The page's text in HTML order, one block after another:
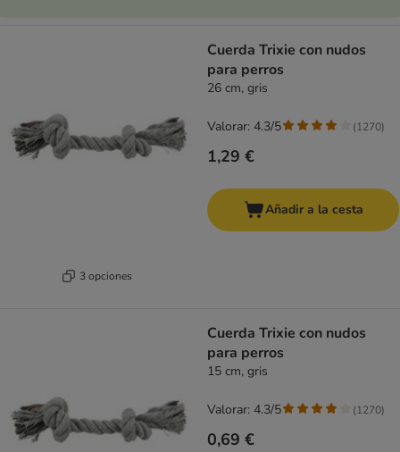
3 opciones
Cuerda Trixie con nudos
para perros
26 cm, gris
1,29 €
Valorar: 4.3/5 (1270)
Añadir a la cesta
Cuerda Trixie con nudos
para perros
15 cm, gris
0,69 €
Valorar: 4.3/5 (1270)